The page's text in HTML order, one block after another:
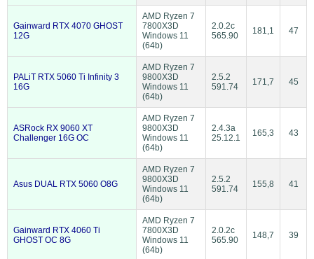
Gainward RTX 4070 GHOST
12G
AMD Ryzen 7
7800X3D
Windows 11
(64b)
2.0.2c
565.90
181,1 47
PALiT RTX 5060 Ti Infinity 3
16G
AMD Ryzen 7
9800X3D
Windows 11
(64b)
2.5.2
591.74
171,7 45
ASRock RX 9060 XT
Challenger 16G OC
AMD Ryzen 7
9800X3D
Windows 11
(64b)
2.4.3a
25.12.1
165,3 43
Asus DUAL RTX 5060 O8G
AMD Ryzen 7
9800X3D
Windows 11
(64b)
2.5.2
591.74
155,8 41
Gainward RTX 4060 Ti
GHOST OC 8G
AMD Ryzen 7
7800X3D
Windows 11
(64b)
2.0.2c
565.90
148,7 39